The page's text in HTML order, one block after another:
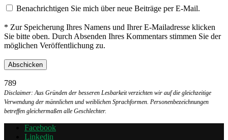
Benachrichtigen Sie mich über neue Beiträge per E-Mail.
* Zur Speicherung Ihres Namens und Ihrer E-Mailadresse klicken
Sie bitte oben. Durch Absenden Ihres Kommentars stimmen Sie der
möglichen Veröffentlichung zu.
789
Disclaimer: Aus Gründen der besseren Lesbarkeit verzichten wir auf die gleichzeitige
Verwendung der männlichen und weiblichen Sprachformen. Personenbezeichnungen
betreffen gleichermaßen alle Geschlechter.
Facebook
Linkedin